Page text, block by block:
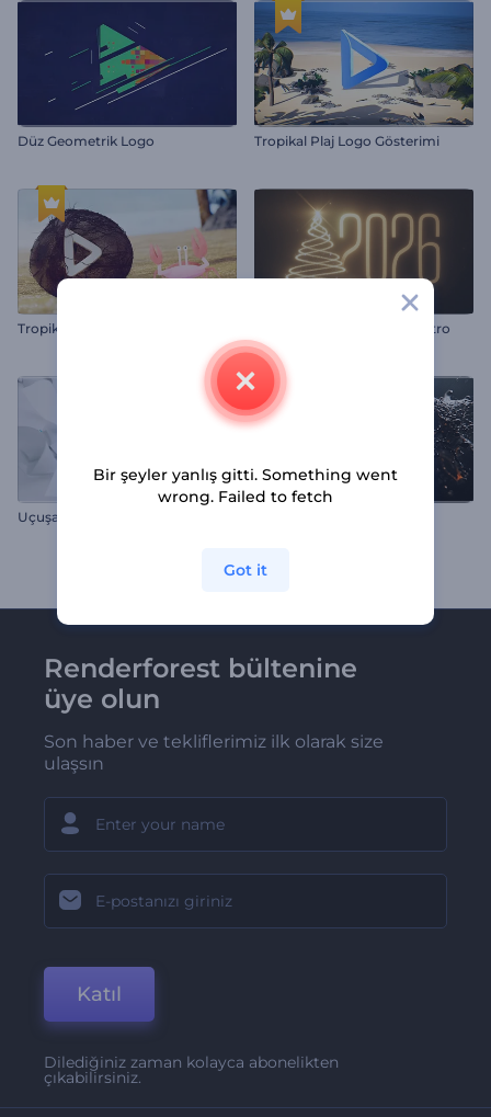
Düz Geometrik Logo Tropikal Plaj Logo Gösterimi
Tropik Macera Logo Yanıp Sönen Noel Işıkları İntro
Uçuşan Kağıtlar Logo
Renderforest bültenine
üye olun
Son haber ve tekliflerimiz ilk olarak size
ulaşsın
Katıl
Dilediğiniz zaman kolayca abonelikten
çıkabilirsiniz.
Bir şeyler yanlış gitti. Something went
wrong. Failed to fetch
Got it